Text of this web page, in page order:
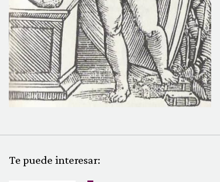
Te puede interesar: